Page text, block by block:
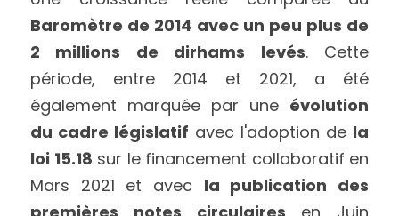
Baromètre de 2014 avec un peu plus de
2 millions de dirhams levés. Cette
période, entre 2014 et 2021, a été
également marquée par une évolution
du cadre législatif avec l'adoption de la
loi 15.18 sur le financement collaboratif en
Mars 2021 et avec la publication des